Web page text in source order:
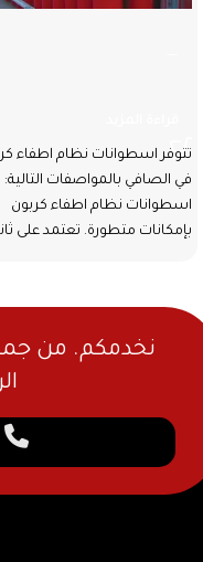
تتوفر اسطوانات نظام اطفاء
في الصافي بالمواصفات التالية:
اسطوانات نظام اطفاء كربون
بإمكانات متطورة. تعتمد على
نخدمكم. من